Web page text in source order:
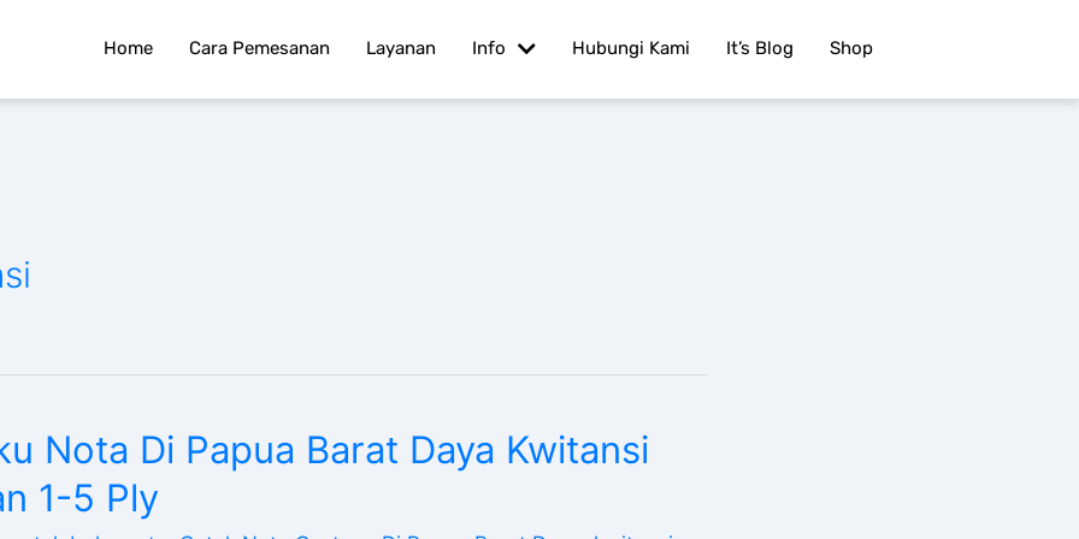
Home Cara Pemesanan Layanan Info Hubungi Kami It’s Blog Shop
Nota Di Papua Barat Daya Kwitansi
1-5 Ply